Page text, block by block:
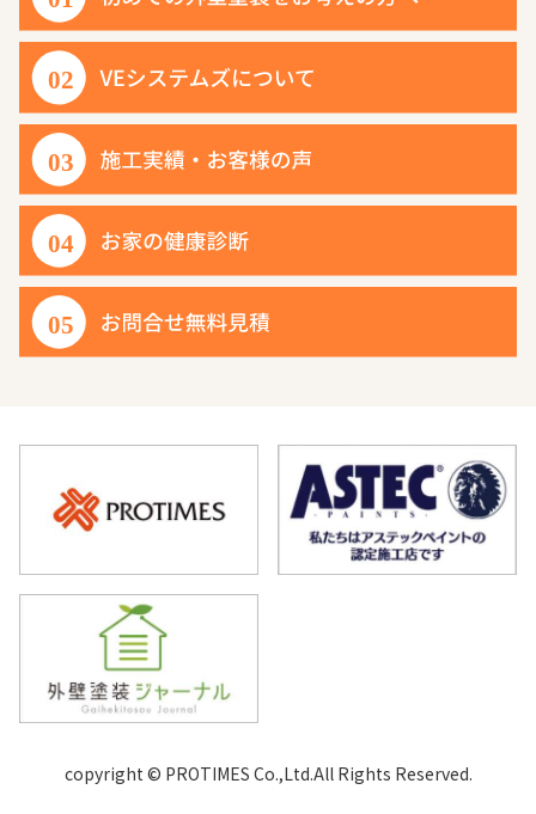
copyright © PROTIMES Co.,Ltd.All Rights Reserved.